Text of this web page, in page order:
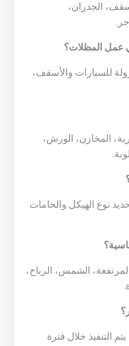
الجدران،
للسيارات والأسقف،
المخازن، الورش،
نوع الهيكل والخامات
الشمس، الرياح،
التنفيذ خلال فترة